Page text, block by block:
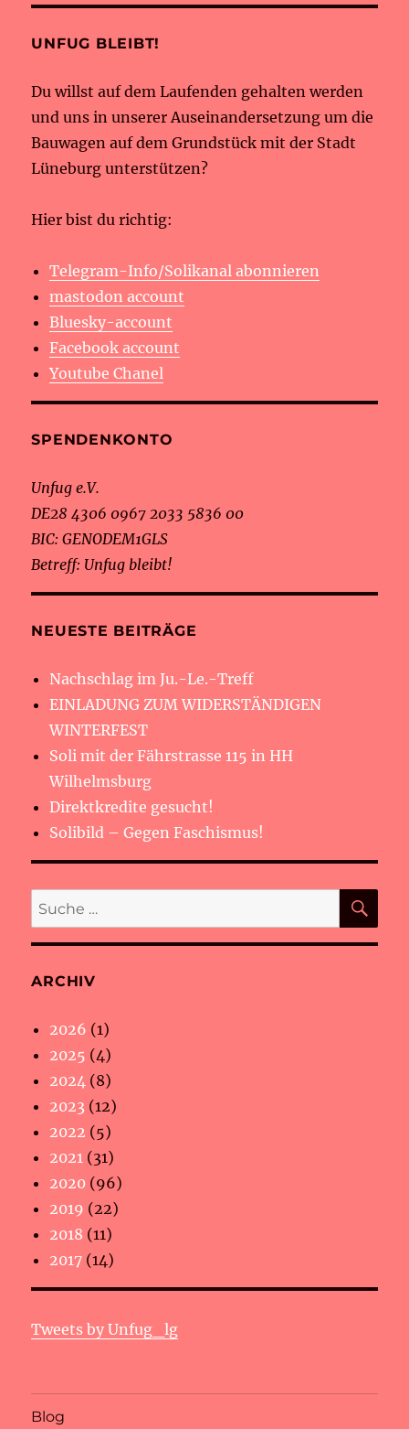
E
UNFUG BLEIBT!
Du willst auf dem Laufenden gehalten werden
und uns in unserer Auseinandersetzung um die
Bauwagen auf dem Grundstück mit der Stadt
Lüneburg unterstützen?
Hier bist du richtig:
Telegram-Info/Solikanal abonnieren
mastodon account
Bluesky-account
Facebook account
Youtube Chanel
SPENDENKONTO
Unfug e.V.
DE28 4306 0967 2033 5836 00
BIC: GENODEM1GLS
Betreff: Unfug bleibt!
NEUESTE BEITRÄGE
Nachschlag im Ju.-Le.-Treff
EINLADUNG ZUM WIDERSTÄNDIGEN
WINTERFEST
Soli mit der Fährstrasse 115 in HH
Wilhelmsburg
Direktkredite gesucht!
Solibild – Gegen Faschismus!
Suche
nach:
ARCHIV
2026 (1)
2025 (4)
2024 (8)
2023 (12)
2022 (5)
2021 (31)
2020 (96)
2019 (22)
2018 (11)
2017 (14)
Tweets by Unfug_lg
Blog